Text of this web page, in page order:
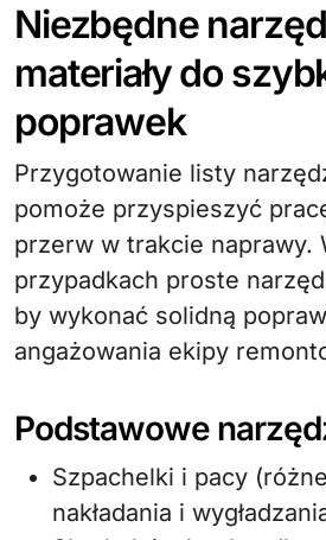
Niezbędne
materiały do
poprawek
Przygotowanie listy
pomoże przyspieszyć
przerw w trakcie naprawy.
przypadkach proste
by wykonać solidną
angażowania ekipy
Podstawowe
Szpachelki i pacy
nakładania i